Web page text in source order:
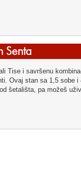
Senta
Tise i savršenu
Ovaj stan sa 1,5 sobe
šetališta, pa možeš